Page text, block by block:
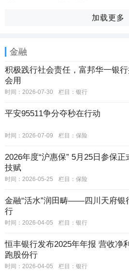
加载更多
金融
积极践行社会责任，富邦华一银
会用
时间：2026-07-30 栏目： 银行
平安95511争分夺秒在行动
时间：2026-07-09 栏目： 保险
2026年度“沪惠保” 5月25日参保正
技赋
时间：2026-05-25 栏目： 保险
金融“活水”润田畴——四川天府银
行
时间：2026-04-05 栏目： 银行
恒丰银行发布2025年年报 营收净
跑股份行
时间：2026-04-05 栏目： 银行